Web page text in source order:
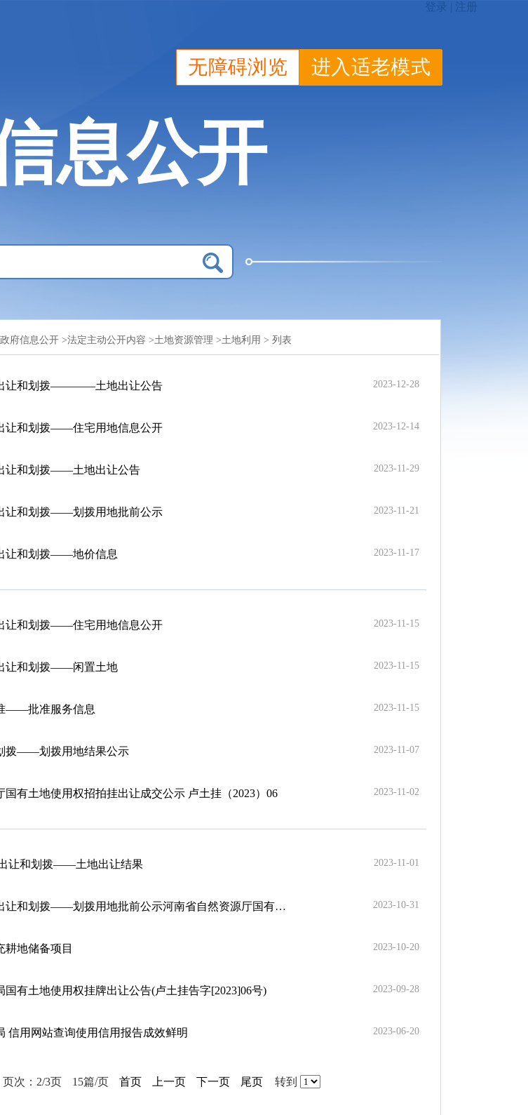
无障碍浏览 进入适老模式
息公开
政府信息公开 >法定主动公开内容 >土地资源管理 >土地利用 > 列表
让和划拨————土地出让公告 2023-12-28
让和划拨——住宅用地信息公开 2023-12-14
让和划拨——土地出让公告 2023-11-29
让和划拨——划拨用地批前公示 2023-11-21
让和划拨——地价信息 2023-11-17
让和划拨——住宅用地信息公开 2023-11-15
让和划拨——闲置土地 2023-11-15
——批准服务信息 2023-11-15
拨——划拨用地结果公示 2023-11-07
国有土地使用权招拍挂出让成交公示 卢土挂（2023）06 2023-11-02
让和划拨——土地出让结果 2023-11-01
拨用地批前公示河南省自然资源厅国有土地划拨用地批前公示卢划拨批前公示（2023）09号 2023-10-31
耕地储备项目 2023-10-20
国有土地使用权挂牌出让公告(卢土挂告字[2023]06号) 2023-09-28
信用网站查询使用信用报告成效鲜明 2023-06-20
页次：2/3页 15篇/页 首页 上一页 下一页 尾页 转到